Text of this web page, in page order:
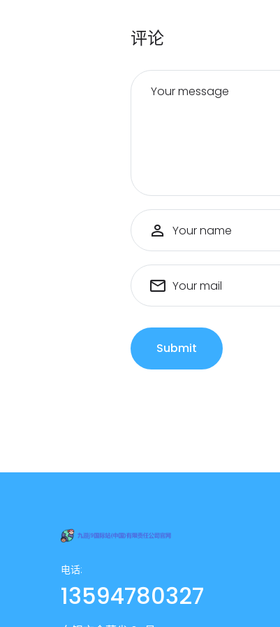
评论
Your message
Your name
Your mail
Submit
电话:
13594780327